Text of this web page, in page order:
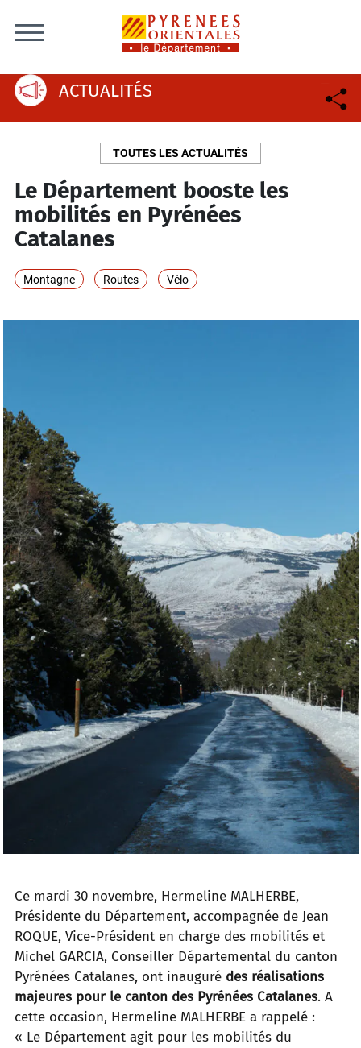
ACTUALITÉS
TOUTES LES ACTUALITÉS
Le Département booste les
mobilités en Pyrénées
Catalanes
Montagne Routes Vélo
Ce mardi 30 novembre, Hermeline MALHERBE,
Présidente du Département, accompagnée de Jean
ROQUE, Vice-Président en charge des mobilités et
Michel GARCIA, Conseiller Départemental du canton
Pyrénées Catalanes, ont inauguré des réalisations
majeures pour le canton des Pyrénées Catalanes. A
cette occasion, Hermeline MALHERBE a rappelé :
« Le Département agit pour les mobilités du